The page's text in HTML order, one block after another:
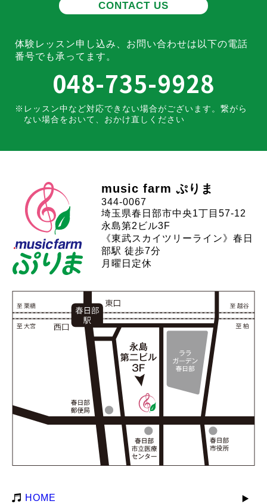
CONTACT US
体験レッスン申し込み、お問い合わせは 以下の電話
番号でも承ってます。
048-735-9928
レッスン中など対応できない場合がございます。 繋がら
ない場合をおいて、おかけ直しください
music farm ぷりま
344-0067
埼玉県春日部市中央1丁目57-12
永島第2ビル3F
《東武スカイツリーライン》春日
部駅 徒歩7分
月曜日定休
HOME